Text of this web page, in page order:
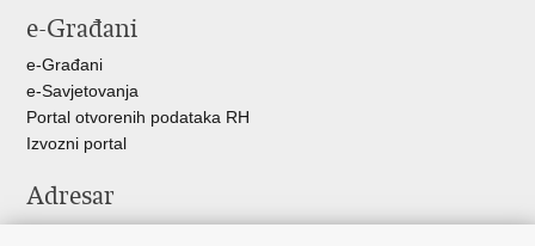
FacebookuTwitteru
e-Građani
e-Građani
e-Savjetovanja
Portal otvorenih podataka RH
Izvozni portal
Adresar